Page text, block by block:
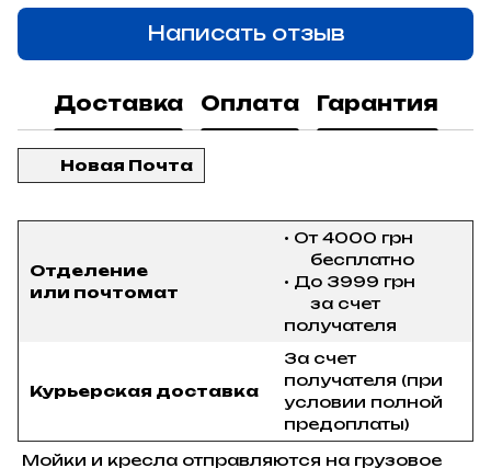
Написать отзыв
Доставка Оплата Гарантия
Новая Почта
Отделение
или почтомат
• От 4000 грн
бесплатно
• До 3999 грн
за счет
получателя
Курьерская доставка
За счет
получателя (при
условии полной
предоплаты)
Мойки и кресла отправляются на грузовое